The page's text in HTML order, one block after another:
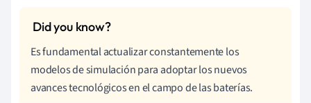
Es fundamental actualizar constantemente los
modelos de simulación para adoptar los nuevos
avances tecnológicos en el campo de las baterías.